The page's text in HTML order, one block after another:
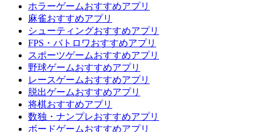
ホラーゲームおすすめアプリ
麻雀おすすめアプリ
シューティングおすすめアプリ
FPS・バトロワおすすめアプリ
スポーツゲームおすすめアプリ
野球ゲームおすすめアプリ
レースゲームおすすめアプリ
脱出ゲームおすすめアプリ
将棋おすすめアプリ
数独・ナンプレおすすめアプリ
ボードゲームおすすめアプリ